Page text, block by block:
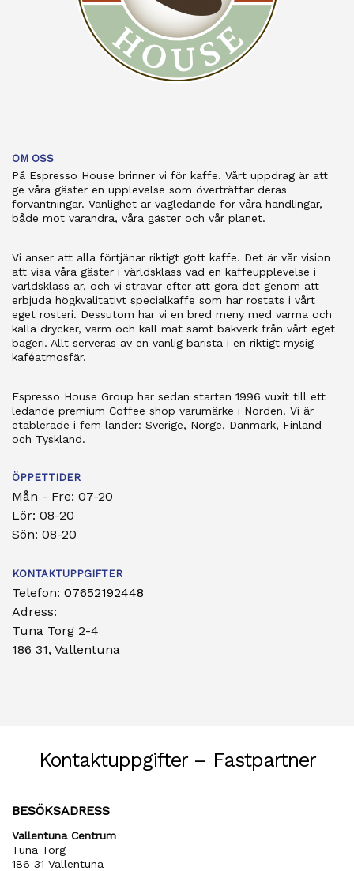
OM OSS
På Espresso House brinner vi för kaffe. Vårt uppdrag är att
ge våra gäster en upplevelse som överträffar deras
förväntningar. Vänlighet är vägledande för våra handlingar,
både mot varandra, våra gäster och vår planet.
Vi anser att alla förtjänar riktigt gott kaffe. Det är vår vision
att visa våra gäster i världsklass vad en kaffeupplevelse i
världsklass är, och vi strävar efter att göra det genom att
erbjuda högkvalitativt specialkaffe som har rostats i vårt
eget rosteri. Dessutom har vi en bred meny med varma och
kalla drycker, varm och kall mat samt bakverk från vårt eget
bageri. Allt serveras av en vänlig barista i en riktigt mysig
kaféatmosfär.
Espresso House Group har sedan starten 1996 vuxit till ett
ledande premium Coffee shop varumärke i Norden. Vi är
etablerade i fem länder: Sverige, Norge, Danmark, Finland
och Tyskland.
ÖPPETTIDER
Mån - Fre: 07-20
Lör: 08-20
Sön: 08-20
KONTAKTUPPGIFTER
Telefon: 07652192448
Adress:
Tuna Torg 2-4
186 31, Vallentuna
Kontaktuppgifter – Fastpartner
BESÖKSADRESS
Vallentuna Centrum
Tuna Torg
186 31 Vallentuna